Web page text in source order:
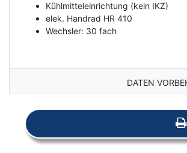
Kühlmitteleinrichtung (kein IKZ)
elek. Handrad HR 410
Wechsler: 30 fach
DATEN